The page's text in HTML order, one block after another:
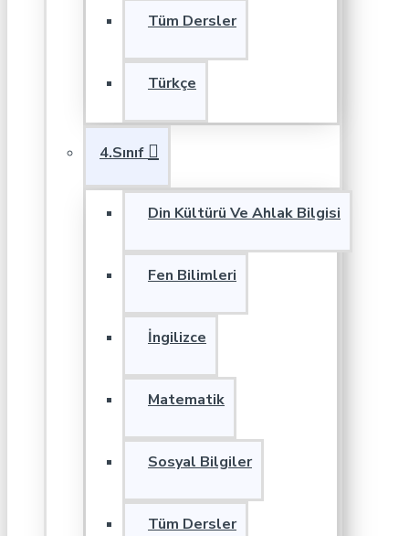
Tüm Dersler
Türkçe
4.Sınıf
Din Kültürü Ve Ahlak Bilgisi
Fen Bilimleri
İngilizce
Matematik
Sosyal Bilgiler
Tüm Dersler